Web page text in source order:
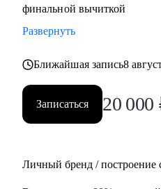
финальной вычиткой
Развернуть
Ближайшая запись8
Записаться 20 000
Личный бренд / построение